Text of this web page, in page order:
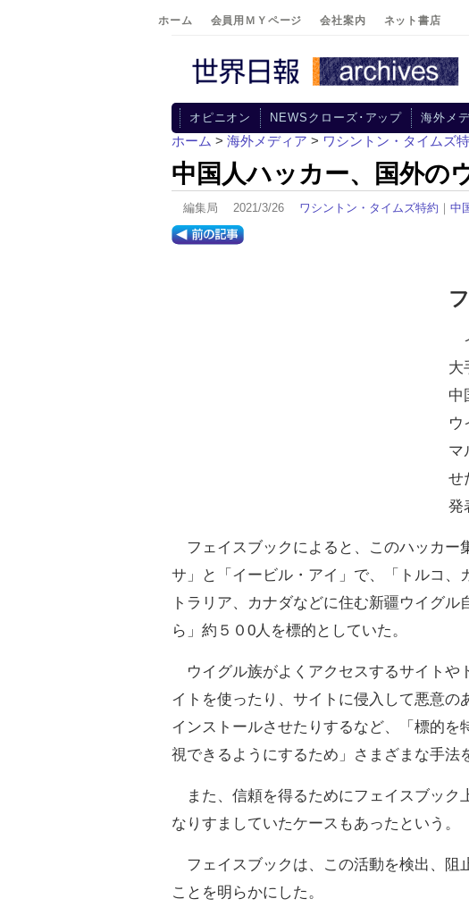
ホーム 会員用ＭＹページ 会社案内 ネット書店
オピニオン NEWSクローズ･アップ 海外メ
ホーム > 海外メディア > ワシントン・タイムズ
中国人ハッカー、国外の
編集局 2021/3/26 ワシントン・タイムズ特約 ｜ 中
大
中
ウ
マ
せ
発
フェイスブックによると、このハッカー
サ」と「イービル・アイ」で、「トルコ、
トラリア、カナダなどに住む新疆ウイグ
ら」約５０0人を標的としていた。
ウイグル族がよくアクセスするサイトや
イトを使ったり、サイトに侵入して悪意の
インストールさせたりするなど、「標的を
視できるようにするため」さまざまな手法
また、信頼を得るためにフェイスブック
なりすましていたケースもあったという。
フェイスブックは、この活動を検出、阻
ことを明らかにした。